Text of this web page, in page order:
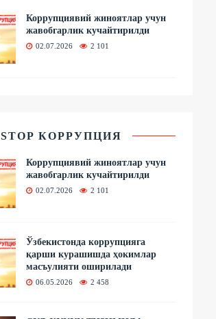
Коррупциявий жиноятлар учун
жавобгарлик кучайтирилди
02.07.2026 2 101
STOP КОРРУПЦИЯ
Коррупциявий жиноятлар учун
жавобгарлик кучайтирилди
02.07.2026 2 101
Ўзбекистонда коррупцияга
қарши курашишда ҳокимлар
масъулияти оширилади
06.05.2026 2 458